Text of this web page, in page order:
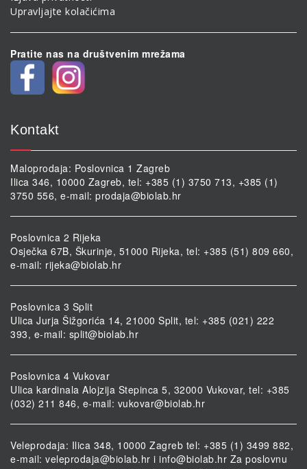
Upravljajte kolačićima
Pratite nas na društvenim mrežama
Kontakt
Maloprodaja: Poslovnica 1 Zagreb
Ilica 346, 10000 Zagreb, tel: +385 (1) 3750 713, +385 (1)
3750 556, e-mail: prodaja@biolab.hr
Poslovnica 2 Rijeka
Osječka 67B, Škurinje, 51000 Rijeka, tel: +385 (51) 809 660,
e-mail: rijeka@biolab.hr
Poslovnica 3 Split
Ulica Jurja Šižgorića 14, 21000 Split, tel: +385 (021) 222
393, e-mail: split@biolab.hr
Poslovnica 4 Vukovar
Ulica kardinala Alojzija Stepinca 5, 32000 Vukovar, tel: +385
(032) 211 846, e-mail: vukovar@biolab.hr
Veleprodaja: Ilica 348, 10000 Zagreb tel: +385 (1) 3499 882,
e-mail: veleprodaja@biolab.hr i info@biolab.hr Za poslovnu